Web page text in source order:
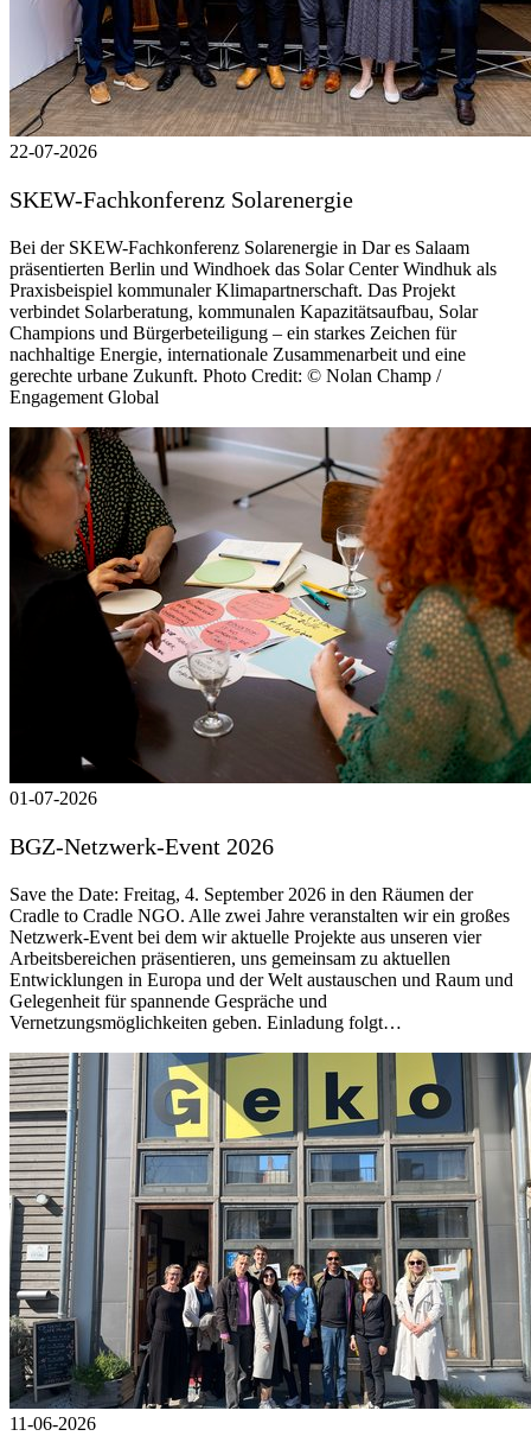
22-07-2026
SKEW-Fachkonferenz Solarenergie
Bei der SKEW-Fachkonferenz Solarenergie in Dar es Salaam
präsentierten Berlin und Windhoek das Solar Center Windhuk als
Praxisbeispiel kommunaler Klimapartnerschaft. Das Projekt
verbindet Solarberatung, kommunalen Kapazitätsaufbau, Solar
Champions und Bürgerbeteiligung – ein starkes Zeichen für
nachhaltige Energie, internationale Zusammenarbeit und eine
gerechte urbane Zukunft. Photo Credit: © Nolan Champ /
Engagement Global
01-07-2026
BGZ-Netzwerk-Event 2026
Save the Date: Freitag, 4. September 2026 in den Räumen der
Cradle to Cradle NGO. Alle zwei Jahre veranstalten wir ein großes
Netzwerk-Event bei dem wir aktuelle Projekte aus unseren vier
Arbeitsbereichen präsentieren, uns gemeinsam zu aktuellen
Entwicklungen in Europa und der Welt austauschen und Raum und
Gelegenheit für spannende Gespräche und
Vernetzungsmöglichkeiten geben. Einladung folgt…
11-06-2026